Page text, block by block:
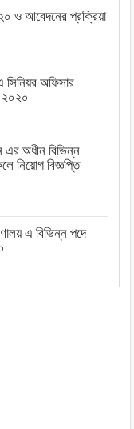
ও আবেদনের প্রক্রিয়া
সিনিয়র অফিসার
২০২০
এর অধীন বিভিন্ন
নিয়োগ বিজ্ঞপ্তি
এ বিভিন্ন পদে